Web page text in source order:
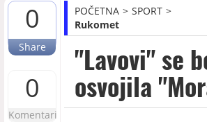
0
Share
0
Komentari
POČETNA
SPORT
Rukomet
"Lavovi" se
osvojila